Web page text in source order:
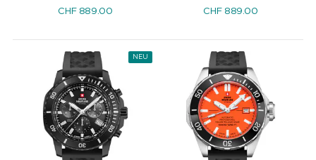
CHF889.00 CHF889.00
NEU